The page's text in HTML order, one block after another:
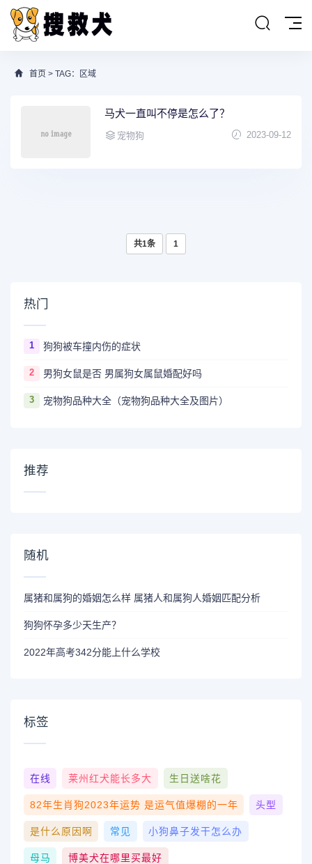
首页 > TAG：区域
马犬一直叫不停是怎么了？
宠物狗 2023-09-12
共1条 1
热门
1 狗狗被车撞内伤的症状
2 男狗女鼠是否 男属狗女属鼠婚配好吗
3 宠物狗品种大全（宠物狗品种大全及图片）
推荐
随机
属猪和属狗的婚姻怎么样 属猪人和属狗人婚姻匹配分析
狗狗怀孕多少天生产？
2022年高考342分能上什么学校
标签
在线 莱州红犬能长多大 生日送啥花
82年生肖狗2023年运势 是运气值爆棚的一年 头型
是什么原因啊 常见 小狗鼻子发干怎么办
母马 博美犬在哪里买最好